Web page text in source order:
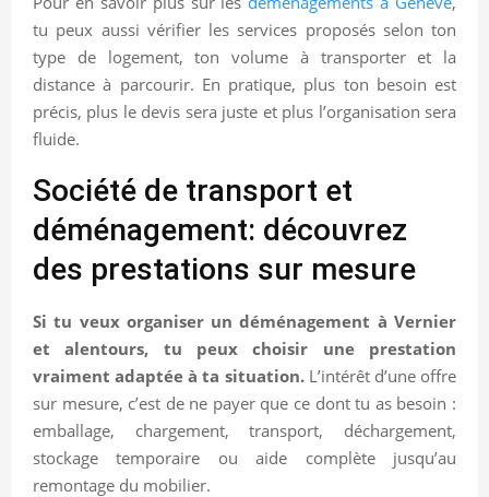
tu peux aussi vérifier les services proposés selon ton
type de logement, ton volume à transporter et la
distance à parcourir. En pratique, plus ton besoin est
précis, plus le devis sera juste et plus l’organisation sera
fluide.
Société de transport et
déménagement: découvrez
des prestations sur mesure
Si tu veux organiser un déménagement à Vernier
et alentours, tu peux choisir une prestation
vraiment adaptée à ta situation.L’intérêt d’une offre
sur mesure, c’est de ne payer que ce dont tu as besoin :
emballage, chargement, transport, déchargement,
stockage temporaire ou aide complète jusqu’au
remontage du mobilier.